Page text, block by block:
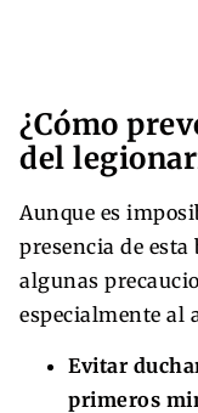
¿Cómo
del
Aunque es
presencia de
algunas
especialmente al
Evitar
primeros